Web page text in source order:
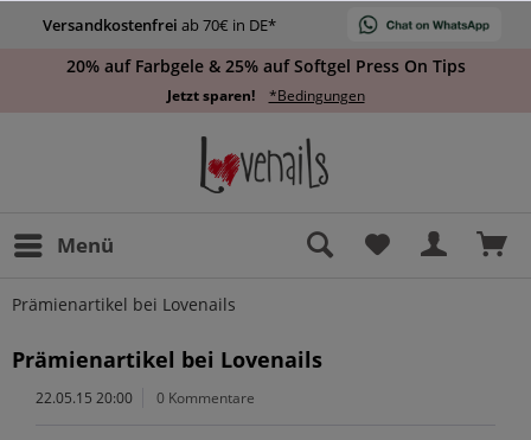
Versandkostenfrei ab 70€ in DE*
20% auf Farbgele & 25% auf Softgel Press On Tips
Jetzt sparen! *Bedingungen
Menü
Prämienartikel bei Lovenails
Prämienartikel bei Lovenails
22.05.15 20:00 0 Kommentare